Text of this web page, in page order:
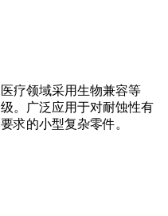
医疗领域采用生物兼容等
级。广泛应用于对耐蚀性有
要求的小型复杂零件。